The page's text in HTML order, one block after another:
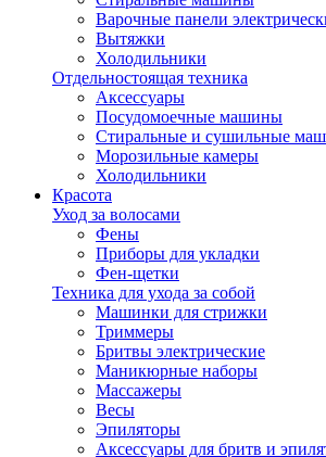
Варочные панели
Вытяжки
Холодильники
Отдельностоящая техника
Аксессуары
Посудомоечные машины
Стиральные и сушильные
Морозильные камеры
Холодильники
Красота
Уход за волосами
Фены
Приборы для укладки
Фен-щетки
Техника для ухода за собой
Машинки для стрижки
Триммеры
Бритвы электрические
Маникюрные наборы
Массажеры
Весы
Эпиляторы
Аксессуары для бритв и